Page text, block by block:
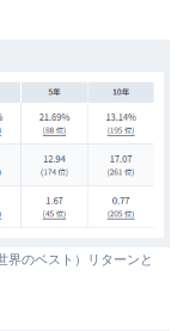
のベスト）リターンと